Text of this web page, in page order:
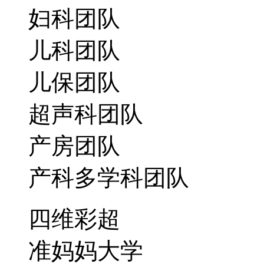
妇科团队
儿科团队
儿保团队
超声科团队
产房团队
产科多学科团队
四维彩超
准妈妈大学